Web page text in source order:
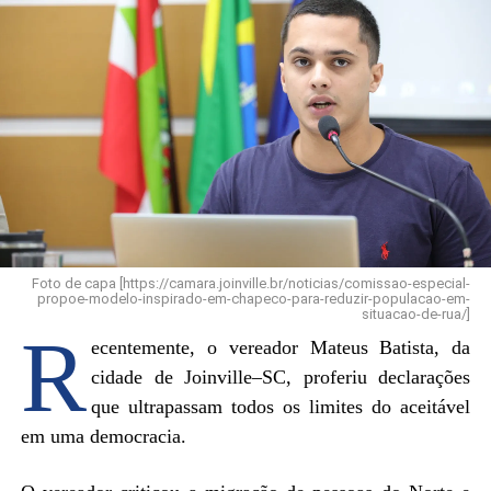
Foto de capa [https://camara.joinville.br/noticias/comissao-especial-
propoe-modelo-inspirado-em-chapeco-para-reduzir-populacao-em-
situacao-de-rua/]
R ecentemente, o vereador Mateus Batista, da
cidade de Joinville–SC, proferiu declarações
que ultrapassam todos os limites do aceitável
em uma democracia.